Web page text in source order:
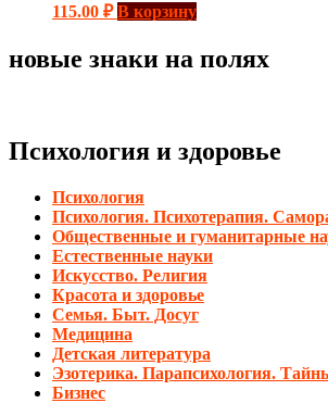
115.00 ₽ В корзину
новые знаки на полях
Психология и здоровье
Психология
Психология. Психотерапия.
Общественные и гуманитарные
Естественные науки
Искусство. Религия
Красота и здоровье
Семья. Быт. Досуг
Медицина
Детская литература
Эзотерика. Парапсихология.
Бизнес